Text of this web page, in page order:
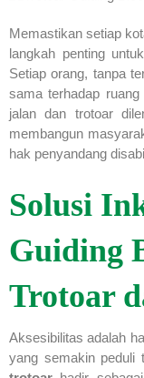
Memastikan setiap
langkah penting
Setiap orang, tanpa
sama terhadap
jalan dan trotoar
membangun
hak penyandang
Solusi
Guiding
Trotoar
Aksesibilitas adalah
yang semakin peduli